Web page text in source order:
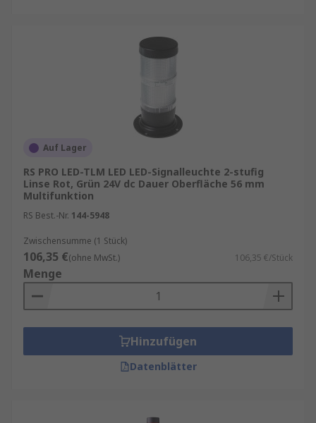
Auf Lager
RS PRO LED-TLM LED LED-Signalleuchte 2-stufig
Linse Rot, Grün 24V dc Dauer Oberfläche 56 mm
Multifunktion
RS Best.-Nr. 144-5948
Zwischensumme (1 Stück)
106,35 €(ohne MwSt.) 106,35 €/Stück
Menge
Hinzufügen
Datenblätter